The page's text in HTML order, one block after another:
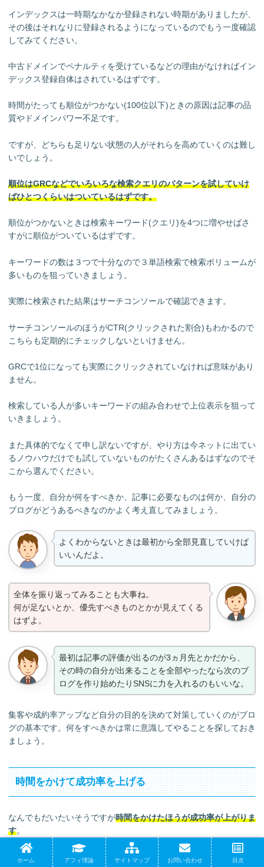
インデックスは一時期なかなか登録されない時期がありましたが、
その後はそれなりに登録されるようになっているのでもう一度確認
してみてください。
中古ドメインでペナルティを受けているなどの理由がなければイン
デックス登録自体はされているはずです。
時間がたっても順位がつかない(100位以下)ときの原因は記事の品
質やドメインパワー不足です。
ですが、どちらも足りない状態の人がそれらを高めていくのは難し
いでしょう。
順位はGRCなどでいろいろな検索クエリのパターンを試していけ
ばひとつくらいはついているはずです。
順位がつかないときは検索キーワード(クエリ)を4つに増やせばさ
すがに順位がついているはずです。
キーワードの数は３つで十分なので３単語検索で検索ボリュームが
多いものを狙っていきましょう。
実際に検索された結果はサーチコンソールで確認できます。
サーチコンソールのほうがCTR(クリックされた割合)もわかるので
こちらも定期的にチェックしないといけません。
GRCで1位になっても実際にクリックされていなければ意味があり
ません。
検索している人が多いキーワードの組み合わせで上位表示を狙って
いきましょう。
また具体的でなくて申し訳ないですが、やり方は今ネットに出てい
るノウハウだけでも試していないものがたくさんあるはずなのでそ
こから選んでください。
もう一度、自分が何をすべきか、記事に必要なものは何か、自分の
ブログがどうあるべきなのかよく考え直してみましょう。
よくわからないときは最初から全部見直していけば
いいんだよ。
全体を振り返ってみることも大事ね。
何が足ないとか、優先すべきものとかが見えてくる
はずよ。
最初は記事の評価が出るのが3ヵ月先とかだから、
その時の自分が出来ることを全部やったなら次のブ
ログを作り始めたりSNSに力を入れるのもいいな。
集客や成約率アップなど自分の目的を決めて対策していくのがブロ
グの基本です。何をすべきかは常に意識してやることを探しておき
ましょう。
時間をかけて成功率を上げる
なんでもだいたいそうですが時間をかけたほうが成功率が上がりま
す。
ブログ作成や更新で結果が出ないのは単に投入時間が足りていない
ホーム アフィ理論 サイトマップ お問い合わせ 目次